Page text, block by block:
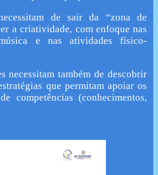
de sair da “zona de
a criatividade, com enfoque nas
e nas atividades físico-
necessitam também de descobrir
que permitam apoiar os
competências (conhecimentos,